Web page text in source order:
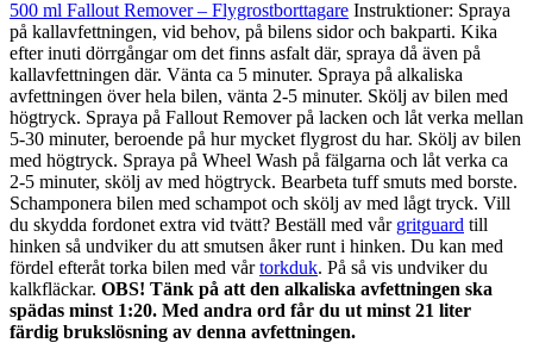
500 ml Fallout Remover – Flygrostborttagare Instruktioner: Spraya
på kallavfettningen, vid behov, på bilens sidor och bakparti. Kika
efter inuti dörrgångar om det finns asfalt där, spraya då även på
kallavfettningen där. Vänta ca 5 minuter. Spraya på alkaliska
avfettningen över hela bilen, vänta 2-5 minuter. Skölj av bilen med
högtryck. Spraya på Fallout Remover på lacken och låt verka mellan
5-30 minuter, beroende på hur mycket flygrost du har. Skölj av bilen
med högtryck. Spraya på Wheel Wash på fälgarna och låt verka ca
2-5 minuter, skölj av med högtryck. Bearbeta tuff smuts med borste.
Schamponera bilen med schampot och skölj av med lågt tryck. Vill
du skydda fordonet extra vid tvätt? Beställ med vår gritguard till
hinken så undviker du att smutsen åker runt i hinken. Du kan med
fördel efteråt torka bilen med vårtorkduk. På så vis undviker du
kalkfläckar. OBS! Tänk på att den alkaliska avfettningen ska
spädas minst 1:20. Med andra ord får du ut minst 21 liter
färdig brukslösning av denna avfettningen.